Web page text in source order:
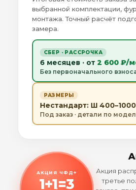
выбранной комплектации,
монтажа. Точный расчёт
замера.
СБЕР · РАССРОЧКА
6 месяцев · от 2 600 ₽/
Без первоначального
РАЗМЕРЫ
Нестандарт: Ш 400–1000
Под заказ · детали по
АКЦИЯ ЧФД+
1+1=3
Акция
третье